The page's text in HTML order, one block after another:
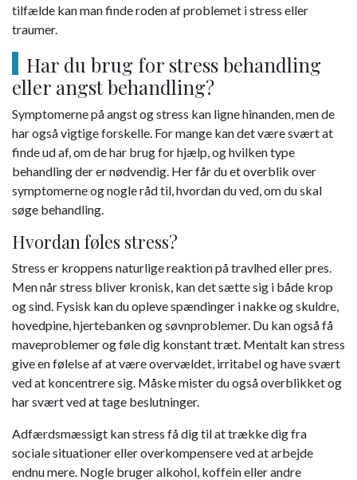
tilfælde kan man finde roden af problemet i stress eller
traumer.
Har du brug for stress behandling
eller angst behandling?
Symptomerne på angst og stress kan ligne hinanden, men de
har også vigtige forskelle. For mange kan det være svært at
finde ud af, om de har brug for hjælp, og hvilken type
behandling der er nødvendig. Her får du et overblik over
symptomerne og nogle råd til, hvordan du ved, om du skal
søge behandling.
Hvordan føles stress?
Stress er kroppens naturlige reaktion på travlhed eller pres.
Men når stress bliver kronisk, kan det sætte sig i både krop
og sind. Fysisk kan du opleve spændinger i nakke og skuldre,
hovedpine, hjertebanken og søvnproblemer. Du kan også få
maveproblemer og føle dig konstant træt. Mentalt kan stress
give en følelse af at være overvældet, irritabel og have svært
ved at koncentrere sig. Måske mister du også overblikket og
har svært ved at tage beslutninger.
Adfærdsmæssigt kan stress få dig til at trække dig fra
sociale situationer eller overkompensere ved at arbejde
endnu mere. Nogle bruger alkohol, koffein eller andre